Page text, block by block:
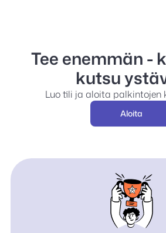
Tee enemmän -
kutsu
Luo tili ja aloita palkintojen
Aloita